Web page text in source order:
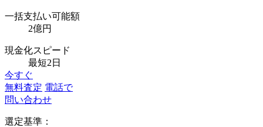
一括支払い可能額
2億円
現金化スピード
最短2日
今すぐ
無料査定 電話で
問い合わせ
選定基準：